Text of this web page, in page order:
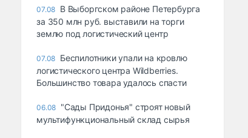
07.08 В Выборгском районе Петербурга
за 350 млн руб. выставили на торги
землю под логистический центр
07.08 Беспилотники упали на кровлю
логистического центра Wildberries.
Большинство товара удалось спасти
06.08 "Сады Придонья" строят новый
мультифункциональный склад сырья